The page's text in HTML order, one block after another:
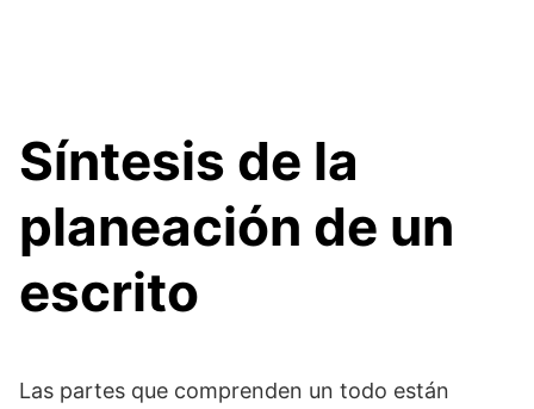
Síntesis de la
planeación de un
escrito
Las partes que comprenden un todo están